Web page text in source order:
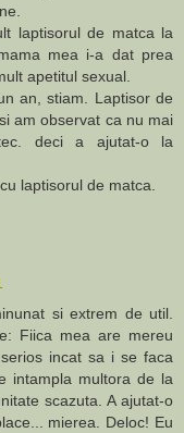
laptisorul de matca la
mea i-a dat prea
apetitul sexual.
an, stiam. Laptisor de
am observat ca nu mai
deci a ajutat-o la
laptisorul de matca.
si extrem de util.
Fiica mea are mereu
incat sa i se faca
intampla multora de la
scazuta. A ajutat-o
mierea. Deloc! Eu